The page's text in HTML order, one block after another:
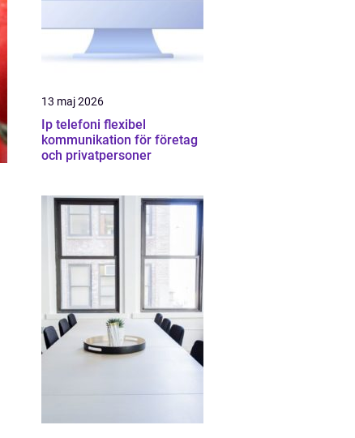
13 maj 2026
Ip telefoni flexibel
kommunikation för företag
och privatpersoner